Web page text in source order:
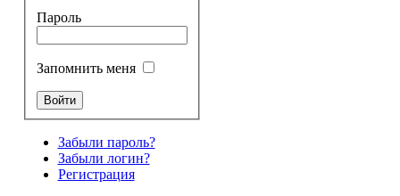
Пароль
Запомнить меня
Забыли пароль?
Забыли логин?
Регистрация